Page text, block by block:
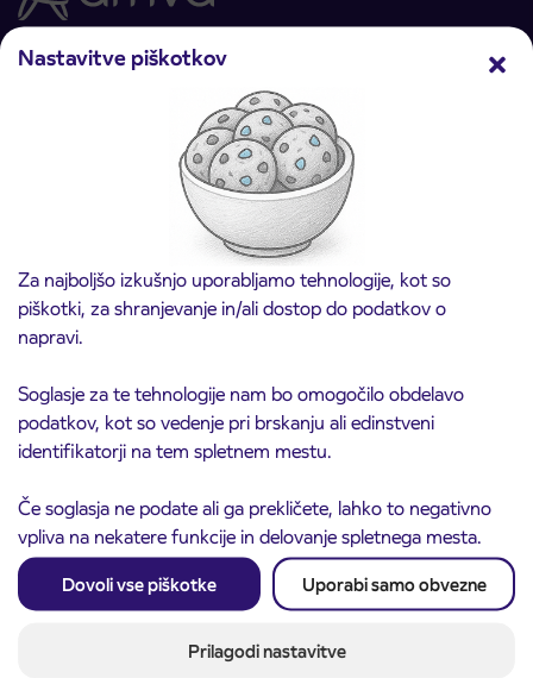
Nastavitve piškotkov
Za najboljšo izkušnjo uporabljamo tehnologije, kot so
piškotki, za shranjevanje in/ali dostop do podatkov o
napravi.
Soglasje za te tehnologije nam bo omogočilo obdelavo
podatkov, kot so vedenje pri brskanju ali edinstveni
identifikatorji na tem spletnem mestu.
Če soglasja ne podate ali ga prekličete, lahko to negativno
vpliva na nekatere funkcije in delovanje spletnega mesta.
Dovoli vse piškotke Uporabi samo obvezne
Prilagodi nastavitve
Arriva d.o.o.
Avtobusni prevozi
Linijski avtobusni prevozi
Mestni avtobusni prevozi
Mednarodni avtobusni prevozi
Najem avtobusa
IJPP – Integriran javni potniški promet
Prodajna mesta
Ceniki
Dodatne storitve